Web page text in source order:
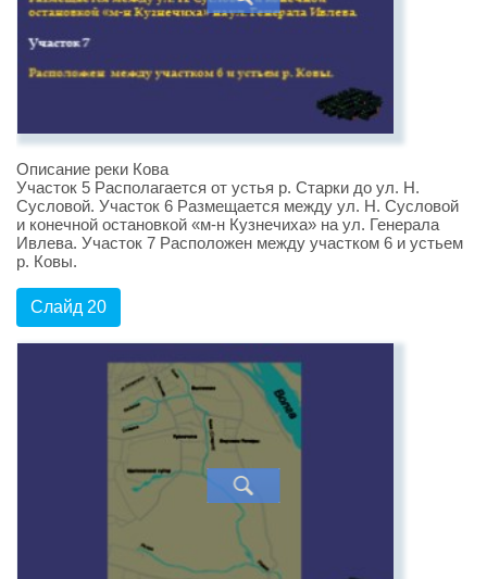
Описание реки Кова
Участок 5 Располагается от устья р. Старки до ул. Н.
Сусловой. Участок 6 Размещается между ул. Н. Сусловой
и конечной остановкой «м-н Кузнечиха» на ул. Генерала
Ивлева. Участок 7 Расположен между участком 6 и устьем
р. Ковы.
Слайд 20